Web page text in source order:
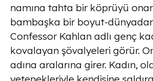
namına tahta bir köprüyü
bambaşka bir boyut-
Confessor Kahlan adlı genç
kovalayan şövalyeleri görür.
adına aralarına girer. Kadın,